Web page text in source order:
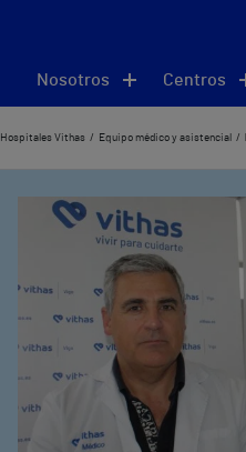
Nosotros Centros
Hospitales Vithas Equipo médico y asistencial